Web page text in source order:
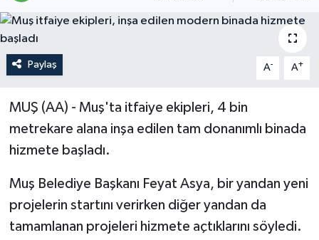
Paylaş A- A+
MUŞ (AA) - Muş'ta itfaiye ekipleri, 4 bin
metrekare alana inşa edilen tam donanımlı binada
hizmete başladı.
Muş Belediye Başkanı Feyat Asya, bir yandan yeni
projelerin startını verirken diğer yandan da
tamamlanan projeleri hizmete açtıklarını söyledi.
Kültür & Sanat
Magazin
Sağlık
Teknoloji
Son Dakika Haberleri
Haber Arşivi